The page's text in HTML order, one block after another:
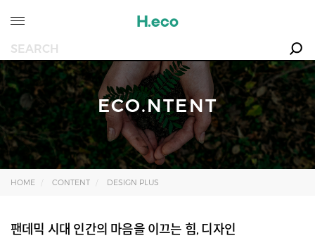
ECO.NTENT
HOME CONTENT DESIGN PLUS
팬데믹 시대 인간의 마음을 이끄는 힘, 디자인